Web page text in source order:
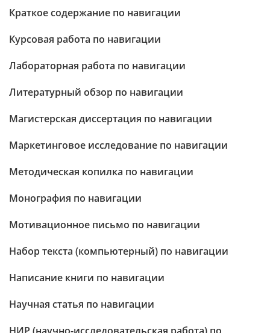
Краткое содержание по навигации
Курсовая работа по навигации
Лабораторная работа по навигации
Литературный обзор по навигации
Магистерская диссертация по навигации
Маркетинговое исследование по навигации
Методическая копилка по навигации
Монография по навигации
Мотивационное письмо по навигации
Набор текста (компьютерный) по навигации
Написание книги по навигации
Научная статья по навигации